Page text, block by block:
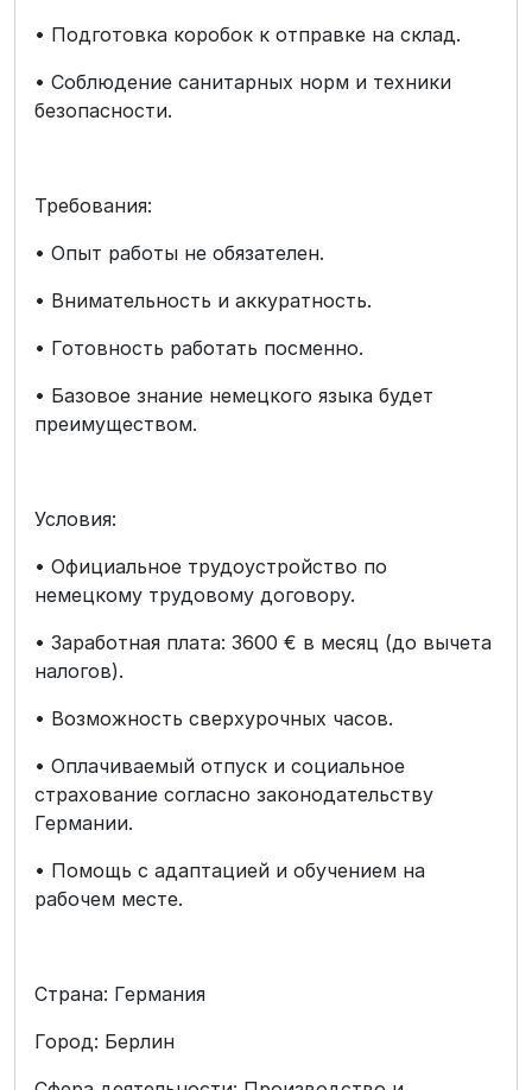
• Подготовка коробок к отправке на склад.
• Соблюдение санитарных норм и техники
безопасности.
Требования:
• Опыт работы не обязателен.
• Внимательность и аккуратность.
• Готовность работать посменно.
• Базовое знание немецкого языка будет
преимуществом.
Условия:
• Официальное трудоустройство по
немецкому трудовому договору.
• Заработная плата: 3600 € в месяц (до вычета
налогов).
• Возможность сверхурочных часов.
• Оплачиваемый отпуск и социальное
страхование согласно законодательству
Германии.
• Помощь с адаптацией и обучением на
рабочем месте.
Страна: Германия
Город: Берлин